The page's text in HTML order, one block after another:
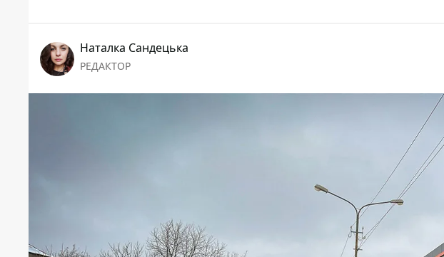
Наталка Сандецька
РЕДАКТОР